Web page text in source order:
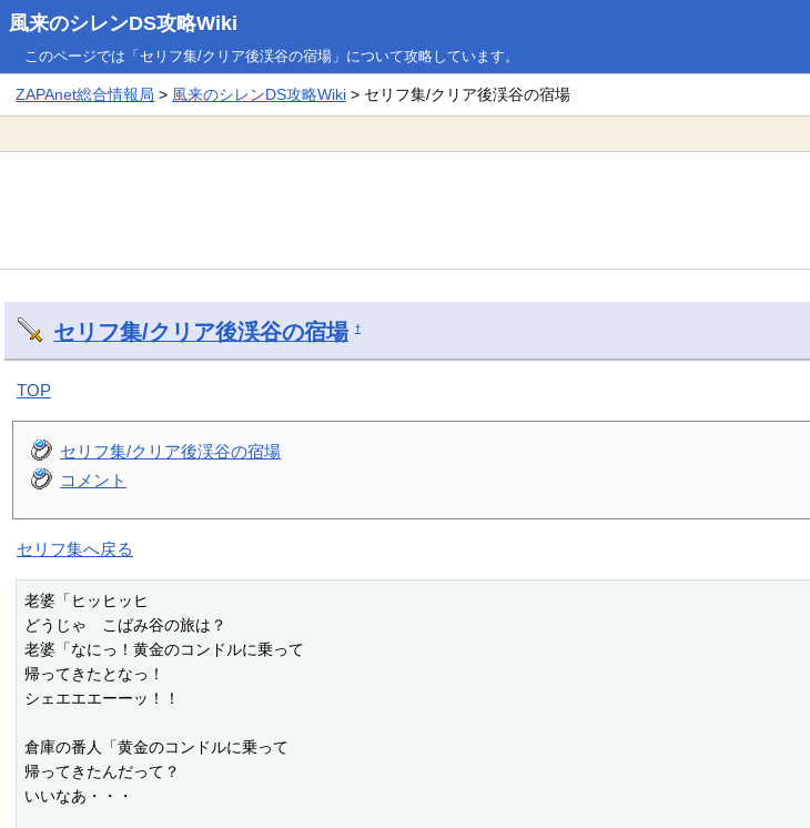
風来のシレンDS攻略Wiki
このページでは「セリフ集/クリア後渓谷の宿場」について攻略しています。
ZAPAnet総合情報局 > 風来のシレンDS攻略Wiki > セリフ集/クリア後渓谷の宿場
セリフ集/クリア後渓谷の宿場 †
TOP
セリフ集/クリア後渓谷の宿場
コメント
セリフ集へ戻る
老婆「ヒッヒッヒ
どうじゃ　こばみ谷の旅は？
老婆「なにっ！黄金のコンドルに乗って
帰ってきたとなっ！
シェエエエーーッ！！
倉庫の番人「黄金のコンドルに乗って
帰ってきたんだって？
いいなあ・・・